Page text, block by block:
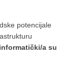
potencijale
a